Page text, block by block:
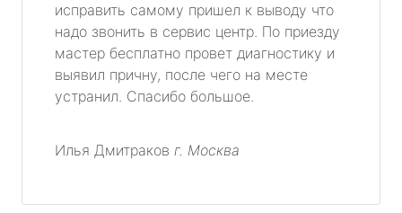
исправить самому пришел к выводу что
надо звонить в сервис центр. По приезду
мастер бесплатно провет диагностику и
выявил причну, после чего на месте
устранил. Спасибо большое.
Илья Дмитраков г. Москва